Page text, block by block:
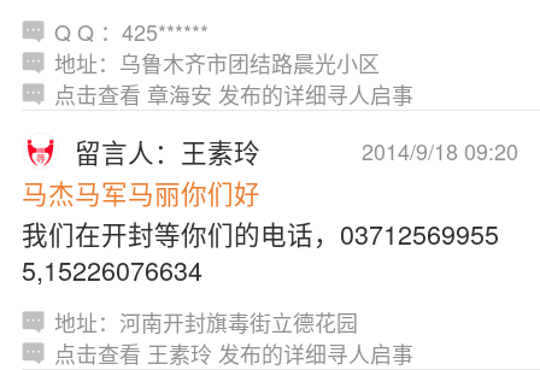
Q Q ：425******
地址：乌鲁木齐市团结路晨光小区
点击查看 章海安 发布的详细寻人启事
2014/9/18 09:20
留言人：王素玲
马杰马军马丽你们好
我们在开封等你们的电话，03712569955
5,15226076634
地址：河南开封旗毒街立德花园
点击查看 王素玲 发布的详细寻人启事